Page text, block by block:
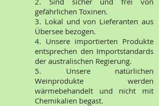
gefährlichen Toxinen.
3. Lokal und von Lieferanten aus
Übersee bezogen.
4. Unsere importierten Produkte
entsprechen den Importstandards
der australischen Regierung.
5. Unsere natürlichen
Weinprodukte werden
wärmebehandelt und nicht mit
Chemikalien begast.